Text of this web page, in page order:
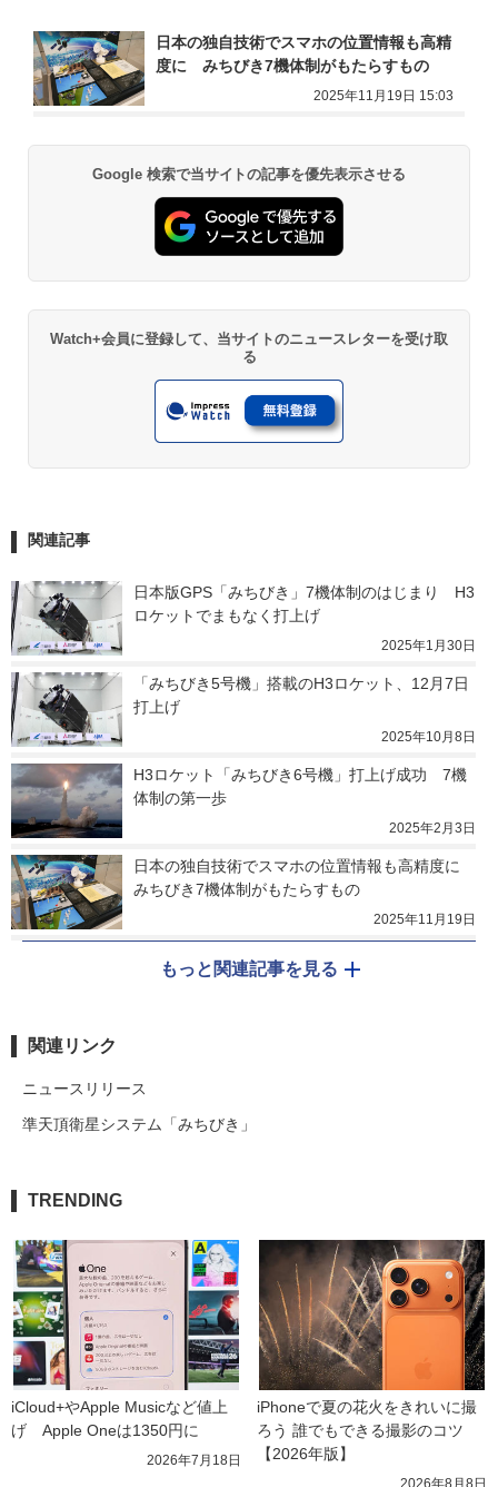
日本の独自技術でスマホの位置情報も高精
度に　みちびき7機体制がもたらすもの
2025年11月19日 15:03
Google 検索で当サイトの記事を優先表示させる
Watch+会員に登録して、当サイトのニュースレターを受け取
る
関連記事
日本版GPS「みちびき」7機体制のはじまり　H3
ロケットでまもなく打上げ
2025年1月30日
「みちびき5号機」搭載のH3ロケット、12月7日
打上げ
2025年10月8日
H3ロケット「みちびき6号機」打上げ成功　7機
体制の第一歩
2025年2月3日
日本の独自技術でスマホの位置情報も高精度に
みちびき7機体制がもたらすもの
2025年11月19日
もっと関連記事を見る
関連リンク
ニュースリリース
準天頂衛星システム「みちびき」
TRENDING
iCloud+やApple Musicなど値上
げ　Apple Oneは1350円に
2026年7月18日
iPhoneで夏の花火をきれいに撮
ろう 誰でもできる撮影のコツ
【2026年版】
2026年8月8日